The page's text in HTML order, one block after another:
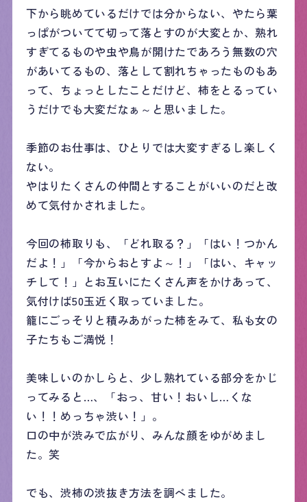
下から眺めているだけでは分からない、やたら葉
っぱがついてて切って落とすのが大変とか、熟れ
すぎてるものや虫や鳥が開けたであろう無数の穴
があいてるもの、落として割れちゃったものもあ
って、ちょっとしたことだけど、柿をとるってい
うだけでも大変だなぁ～と思いました。
季節のお仕事は、ひとりでは大変すぎるし楽しく
ない。
やはりたくさんの仲間とすることがいいのだと改
めて気付かされました。
今回の柿取りも、「どれ取る？」「はい！つかん
だよ！」「今からおとすよ～！」「はい、キャッ
チして！」とお互いにたくさん声をかけあって、
気付けば50玉近く取っていました。
籠にごっそりと積みあがった柿をみて、私も女の
子たちもご満悦！
美味しいのかしらと、少し熟れている部分をかじ
ってみると…、「おっ、甘い！おいし…くな
い！！めっちゃ渋い！」。
口の中が渋みで広がり、みんな顔をゆがめまし
た。笑
でも、渋柿の渋抜き方法を調べました。